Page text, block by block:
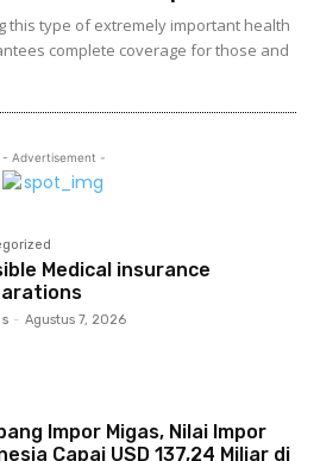
this type of extremely important health
complete coverage for those and
- Advertisement -
Medical insurance
- Agustus 7, 2026
Impor Migas, Nilai Impor
Capai USD 137,24 Miliar di